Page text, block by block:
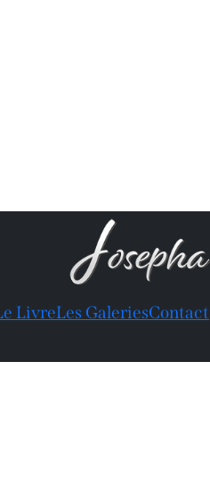
LivreLes GaleriesContact